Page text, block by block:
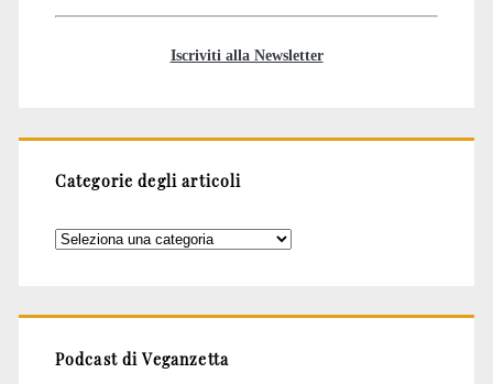
Iscriviti alla Newsletter
Categorie degli articoli
Categorie
Podcast di Veganzetta